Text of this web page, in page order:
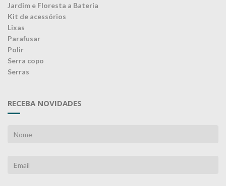
Jardim e Floresta a Bateria
Kit de acessórios
Lixas
Parafusar
Polir
Serra copo
Serras
RECEBA NOVIDADES